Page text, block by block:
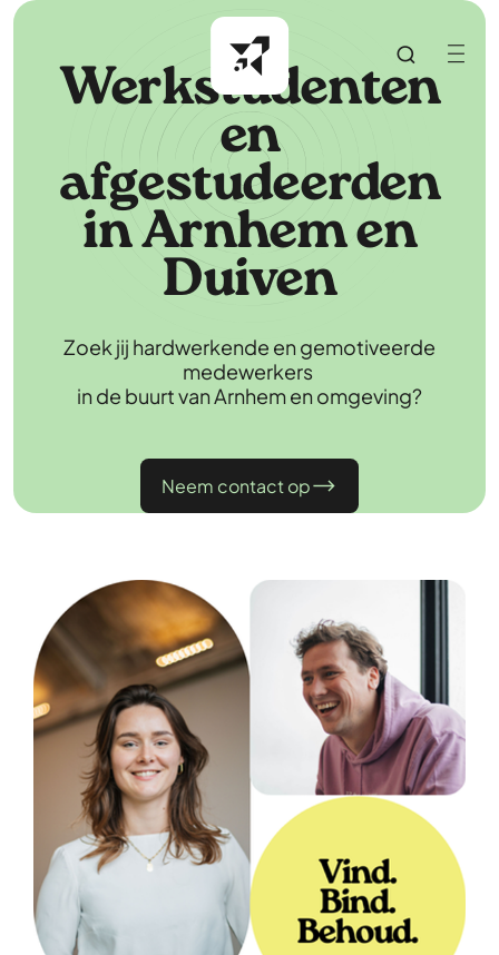
Werkstudenten
en
afgestudeerden
in Arnhem en
Duiven
Zoek jij hardwerkende en gemotiveerde
medewerkers
in de buurt van Arnhem en omgeving?
Neem contact op